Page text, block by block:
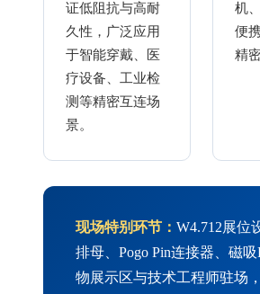
证低阻抗与高耐
久性，广泛应用
于智能穿戴、医
疗设备、工业检
测等精密互连场
景。
机
便
精
现场特别环节： W4.712展位
排母、Pogo Pin连接器、磁吸
物展示区与技术工程师驻场